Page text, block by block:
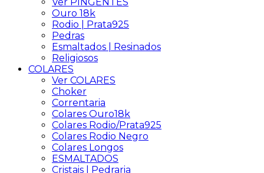
Ouro 18k
Rodio | Prata925
Pedras
Esmaltados | Resinados
Religiosos
COLARES
Ver COLARES
Choker
Correntaria
Colares Ouro18k
Colares Rodio/Prata925
Colares Rodio Negro
Colares Longos
ESMALTADOS
Cristais | Pedraria